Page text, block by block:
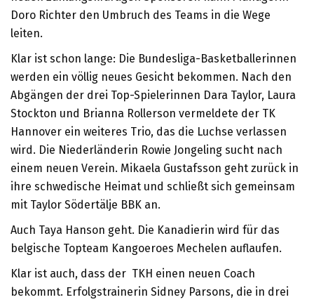
Doro Richter den Umbruch des Teams in die Wege
leiten.
Klar ist schon lange: Die Bundesliga-Basketballerinnen
werden ein völlig neues Gesicht bekommen. Nach den
Abgängen der drei Top-Spielerinnen Dara Taylor, Laura
Stockton und Brianna Rollerson vermeldete der TK
Hannover ein weiteres Trio, das die Luchse verlassen
wird. Die Niederländerin Rowie Jongeling sucht nach
einem neuen Verein. Mikaela Gustafsson geht zurück in
ihre schwedische Heimat und schließt sich gemeinsam
mit Taylor Södertälje BBK an.
Auch Taya Hanson geht. Die Kanadierin wird für das
belgische Topteam Kangoeroes Mechelen auflaufen.
Klar ist auch, dass der TKH einen neuen Coach
bekommt. Erfolgstrainerin Sidney Parsons, die in drei